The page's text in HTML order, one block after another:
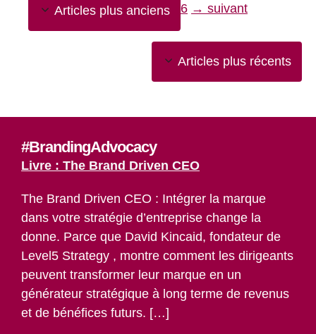
Articles plus anciens
Articles plus récents
Page
6 → suivant
#BrandingAdvocacy
Livre : The Brand Driven CEO
The Brand Driven CEO : Intégrer la marque
dans votre stratégie d’entreprise change la
donne. Parce que David Kincaid, fondateur de
Level5 Strategy , montre comment les dirigeants
peuvent transformer leur marque en un
générateur stratégique à long terme de revenus
et de bénéfices futurs. […]